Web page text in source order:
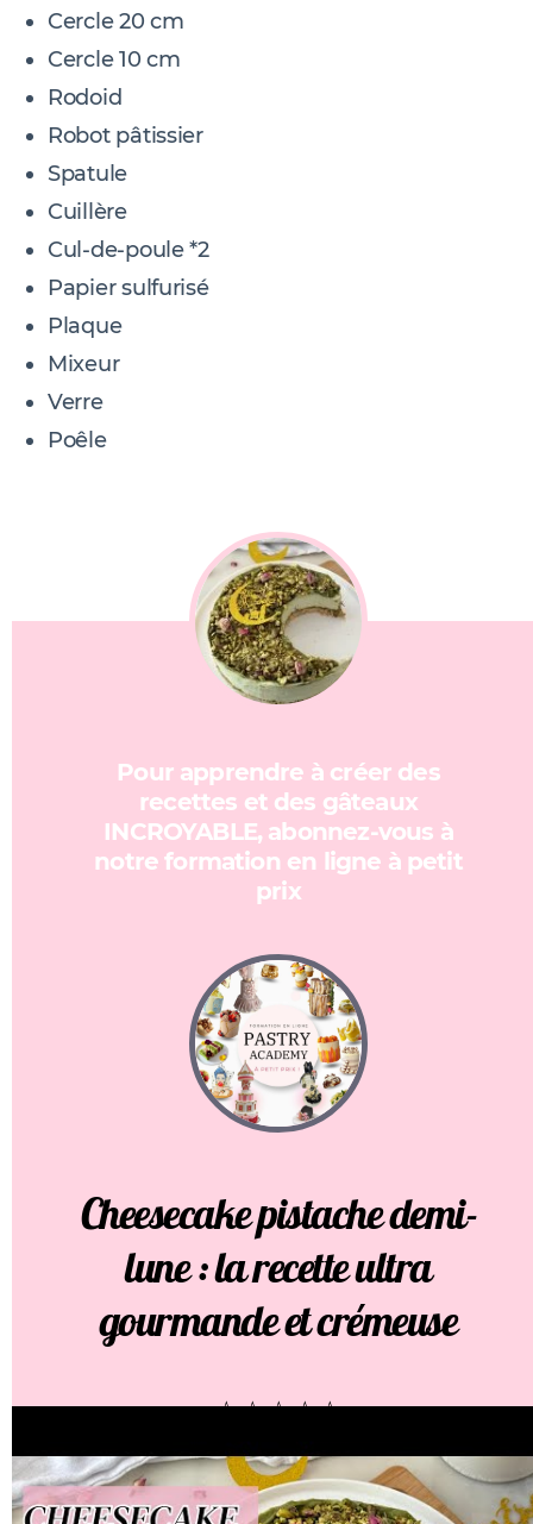
Cercle 20 cm
Cercle 10 cm
Rodoid
Robot pâtissier
Spatule
Cuillère
Cul-de-poule *2
Papier sulfurisé
Plaque
Mixeur
Verre
Poêle
Pour apprendre à créer des
recettes et des gâteaux
INCROYABLE, abonnez-vous à
notre formation en ligne à petit
prix
Cheesecake pistache demi-
lune : la recette ultra
gourmande et crémeuse
☆
☆
☆
☆
☆
Pas d’avis
Auteur: Création Hloua